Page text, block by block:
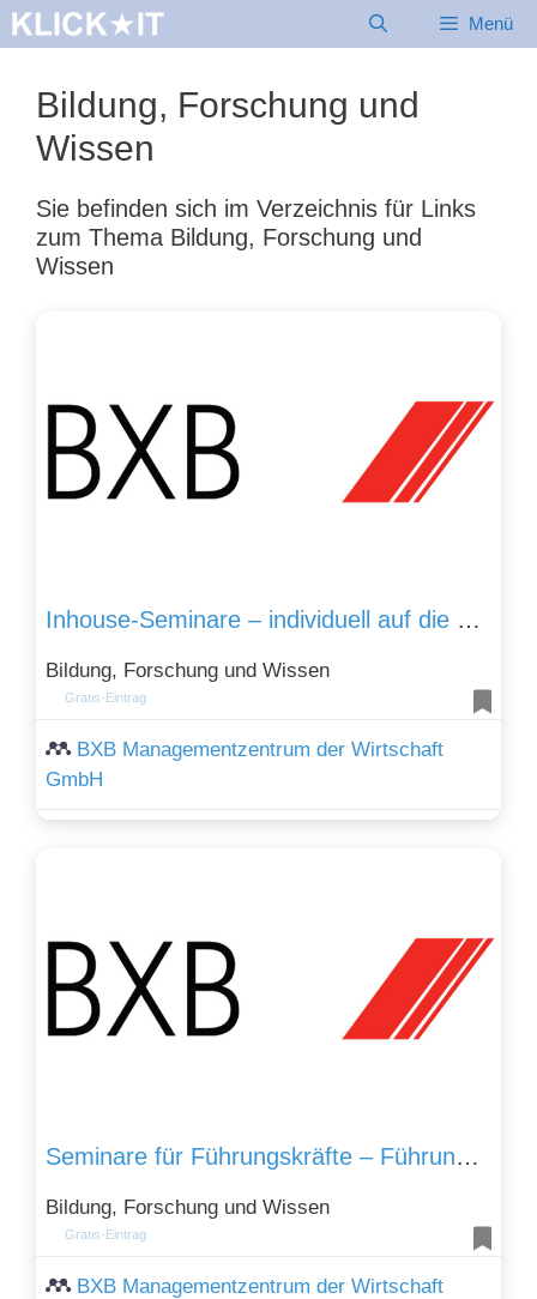
Zum
Inhalt
Menü
Bildung, Forschung und
Wissen
Sie befinden sich im Verzeichnis für Links
zum Thema Bildung, Forschung und
Wissen
Inhouse-Seminare – individuell auf die Unternehmen abgestimmt
Bildung, Forschung und Wissen
Gratis-Eintrag
BXB Managementzentrum der Wirtschaft
GmbH
Seminare für Führungskräfte – Führungskompetenz weiterentwickeln
Bildung, Forschung und Wissen
Gratis-Eintrag
BXB Managementzentrum der Wirtschaft